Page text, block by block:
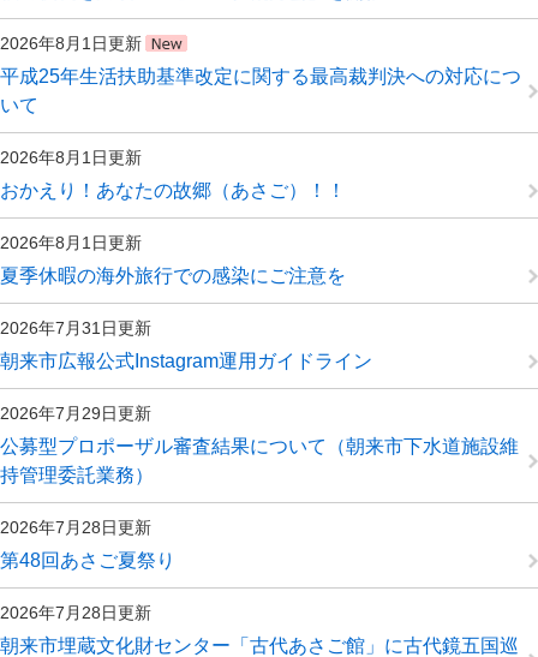
2026年8月1日更新
平成25年生活扶助基準改定に関する最高裁判決への対応につ
いて
2026年8月1日更新
おかえり！あなたの故郷（あさご）！！
2026年8月1日更新
夏季休暇の海外旅行での感染にご注意を
2026年7月31日更新
朝来市広報公式Instagram運用ガイドライン
2026年7月29日更新
公募型プロポーザル審査結果について（朝来市下水道施設維
持管理委託業務）
2026年7月28日更新
第48回あさご夏祭り
2026年7月28日更新
朝来市埋蔵文化財センター「古代あさご館」に古代鏡五国巡